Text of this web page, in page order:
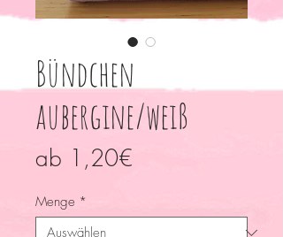
Bündchen
aubergine/weiß
ab 1,20€
Menge *